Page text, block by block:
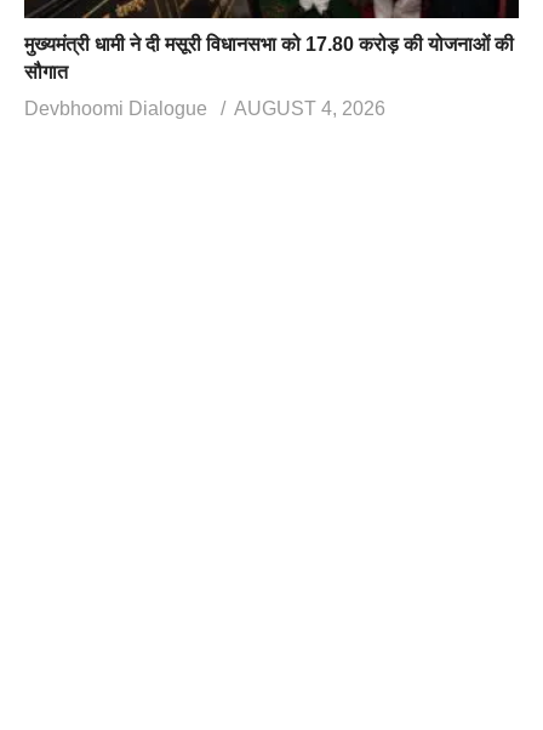
मुख्यमंत्री धामी ने दी मसूरी विधानसभा को 17.80 करोड़ की योजनाओं की
सौगात
Devbhoomi Dialogue
AUGUST 4, 2026